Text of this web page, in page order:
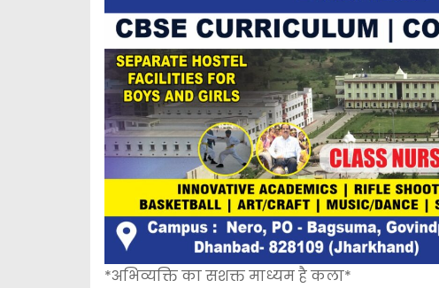
*अभिव्यक्ति का सशक्त माध्यम है कला*